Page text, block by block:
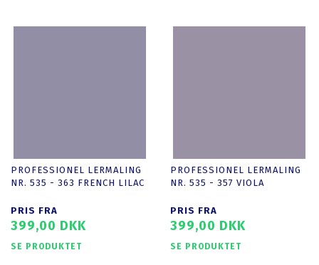
PROFESSIONEL LERMALING
NR. 535 - 363 FRENCH LILAC
PRIS FRA
399,00 DKK
SE PRODUKTET
PROFESSIONEL LERMALING
NR. 535 - 357 VIOLA
PRIS FRA
399,00 DKK
SE PRODUKTET